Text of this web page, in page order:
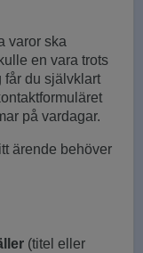
varor ska
en vara trots
får du självklart
på vardagar.
ärende behöver
(titel eller